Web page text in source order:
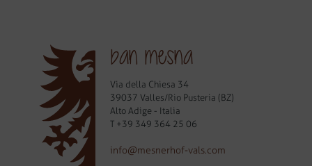
ban mesna
Via della Chiesa 34
39037 Valles/Rio Pusteria (BZ)
Alto Adige - Italia
T +39 349 364 25 06
info@mesnerhof-vals.com